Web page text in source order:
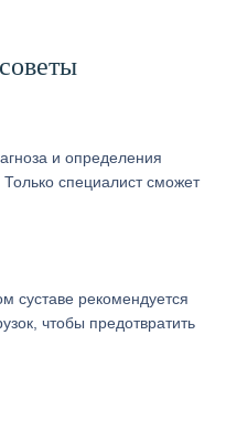
и определения
специалист сможет
суставе рекомендуется
чтобы предотвратить